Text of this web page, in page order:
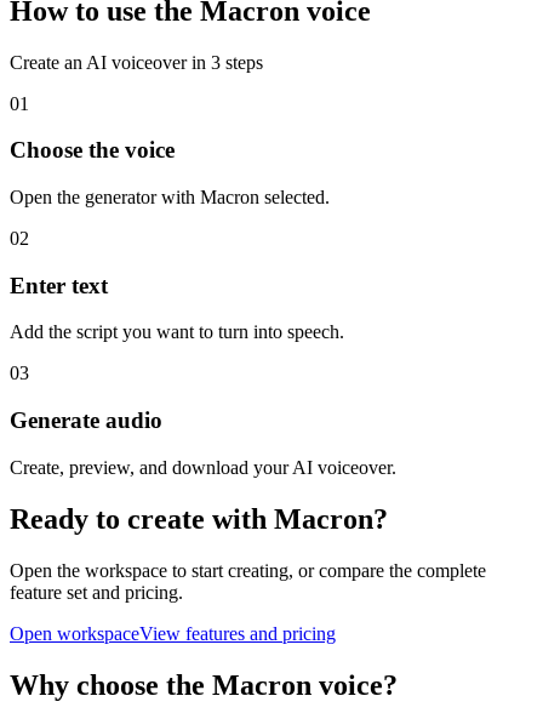
How to use the Macron voice
Create an AI voiceover in 3 steps
01
Choose the voice
Open the generator with Macron selected.
02
Enter text
Add the script you want to turn into speech.
03
Generate audio
Create, preview, and download your AI voiceover.
Ready to create with Macron?
Open the workspace to start creating, or compare the complete
feature set and pricing.
Open workspaceView features and pricing
Why choose the Macron voice?